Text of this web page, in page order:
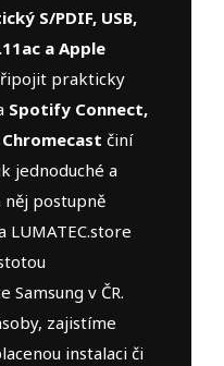
S/PDIF, USB,
a Apple
prakticky
Spotify Connect,
činí
jednoduché a
postupně
LUMATEC.store
v ČR.
zajistíme
instalaci či